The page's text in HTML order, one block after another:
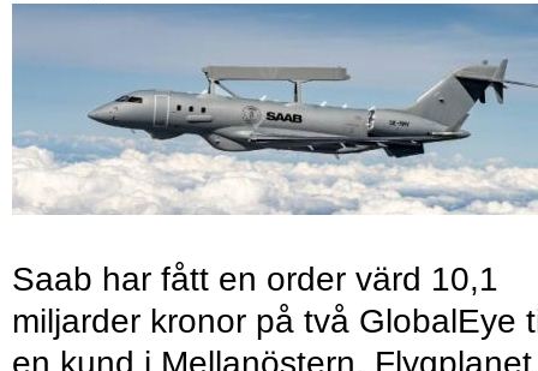
Saab har fått en order värd 10,1
miljarder kronor på två GlobalEye